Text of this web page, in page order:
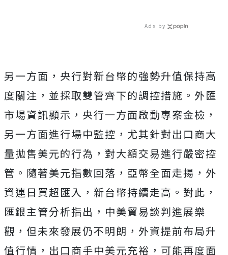
Ads by
另一方面，央行對新台幣的強勢升值保持高
度關注，並採取雙管齊下的調控措施。外匯
市場資訊顯示，央行一方面啟動專案金檢，
另一方面進行場中監控，尤其針對出口商大
量拋售美元的行為，對大額交易進行嚴密控
管。隨著美元指數回落，亞幣全面走揚，外
資連日買超匯入，新台幣持續走高。對此，
匯銀主管分析指出，中美貿易談判進展樂
觀，但未來發展仍不明朗，外資提前布局升
值行情，出口商手中美元充裕，可能再度面